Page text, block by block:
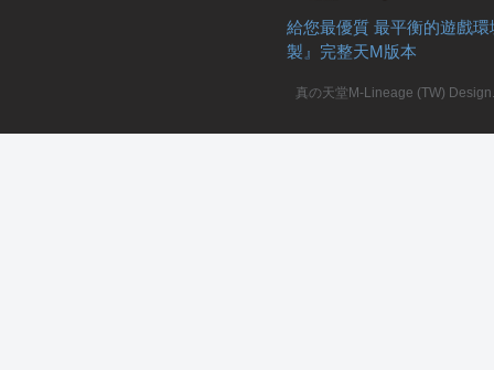
給您最優質 最平衡的遊戲
製』完整天M版本
真の天堂M-Lineage (TW)